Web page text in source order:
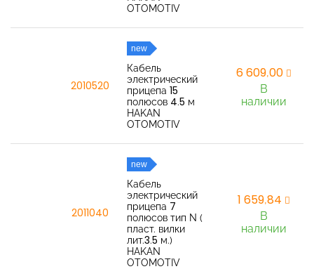
OTOMOTIV
2010520
new
Кабель
электрический
прицепа 15
полюсов 4.5 м
HAKAN
OTOMOTIV
6 609,00
В
наличии
2011040
new
Кабель
электрический
прицепа 7
полюсов тип N (
пласт. вилки
лит.3.5 м.)
HAKAN
OTOMOTIV
1 659,84
В
наличии